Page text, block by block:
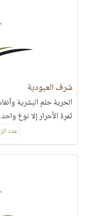
شرف العبودية
الحرية حلم البشرية
ثمرة الأحرار إلا نوع
عدد